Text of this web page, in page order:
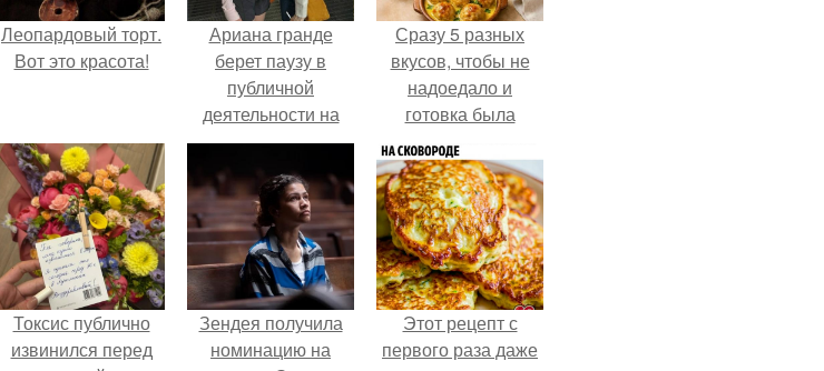
Леопардовый торт.
Вот это красота!
Ариана гранде
берет паузу в
публичной
деятельности на
фоне слухов о
своем здоровье.
Сразу 5 разных
вкусов, чтобы не
надоедало и
готовка была
проще.
Токсис публично
извинился перед
Зендея получила
номинацию на
Этот рецепт с
первого раза даже